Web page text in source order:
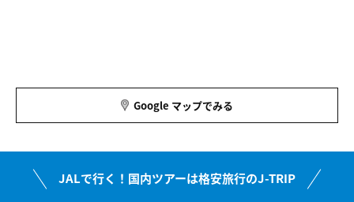
Google マップでみる
JALで行く！国内ツアーは格安旅行のJ-TRIP